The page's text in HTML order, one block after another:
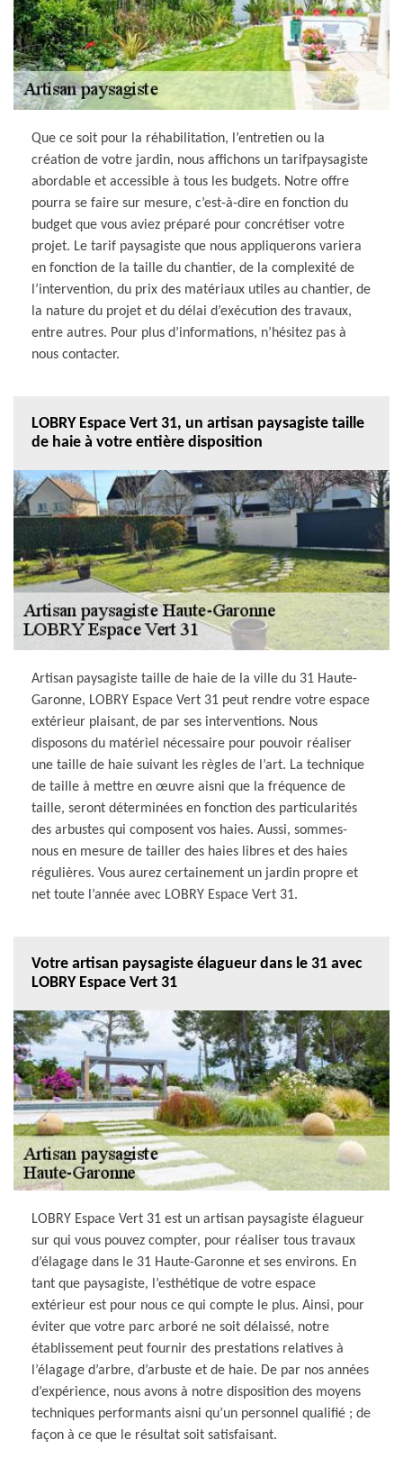
Que ce soit pour la réhabilitation, l’entretien ou la
création de votre jardin, nous affichons un tarifpaysagiste
abordable et accessible à tous les budgets. Notre offre
pourra se faire sur mesure, c’est-à-dire en fonction du
budget que vous aviez préparé pour concrétiser votre
projet. Le tarif paysagiste que nous appliquerons variera
en fonction de la taille du chantier, de la complexité de
l’intervention, du prix des matériaux utiles au chantier, de
la nature du projet et du délai d’exécution des travaux,
entre autres. Pour plus d’informations, n’hésitez pas à
nous contacter.
LOBRY Espace Vert 31, un artisan paysagiste taille
de haie à votre entière disposition
Artisan paysagiste taille de haie de la ville du 31 Haute-
Garonne, LOBRY Espace Vert 31 peut rendre votre espace
extérieur plaisant, de par ses interventions. Nous
disposons du matériel nécessaire pour pouvoir réaliser
une taille de haie suivant les règles de l’art. La technique
de taille à mettre en œuvre aisni que la fréquence de
taille, seront déterminées en fonction des particularités
des arbustes qui composent vos haies. Aussi, sommes-
nous en mesure de tailler des haies libres et des haies
régulières. Vous aurez certainement un jardin propre et
net toute l’année avec LOBRY Espace Vert 31.
Votre artisan paysagiste élagueur dans le 31 avec
LOBRY Espace Vert 31
LOBRY Espace Vert 31 est un artisan paysagiste élagueur
sur qui vous pouvez compter, pour réaliser tous travaux
d’élagage dans le 31 Haute-Garonne et ses environs. En
tant que paysagiste, l’esthétique de votre espace
extérieur est pour nous ce qui compte le plus. Ainsi, pour
éviter que votre parc arboré ne soit délaissé, notre
établissement peut fournir des prestations relatives à
l’élagage d’arbre, d’arbuste et de haie. De par nos années
d’expérience, nous avons à notre disposition des moyens
techniques performants aisni qu’un personnel qualifié ; de
façon à ce que le résultat soit satisfaisant.